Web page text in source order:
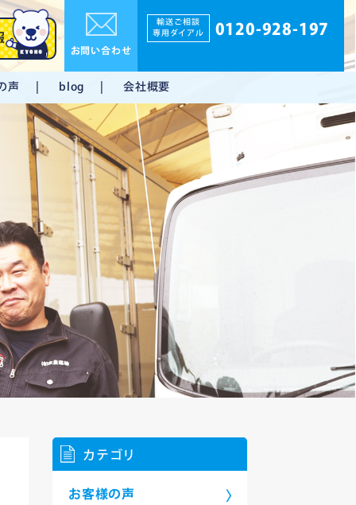
お問い合わせ
輸送ご相談
専用ダイアル 0120-928-197
声 blog 会社概要
カテゴリ
お客様の声